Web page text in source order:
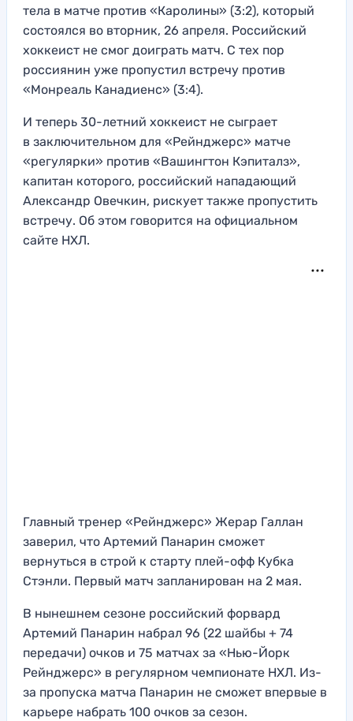
тела в матче против «Каролины» (3:2), который
состоялся во вторник, 26 апреля. Российский
хоккеист не смог доиграть матч. С тех пор
россиянин уже пропустил встречу против
«Монреаль Канадиенс» (3:4).
И теперь 30-летний хоккеист не сыграет
в заключительном для «Рейнджерс» матче
«регулярки» против «Вашингтон Кэпиталз»,
капитан которого, российский нападающий
Александр Овечкин, рискует также пропустить
встречу. Об этом говорится на официальном
сайте НХЛ.
Главный тренер «Рейнджерс» Жерар Галлан
заверил, что Артемий Панарин сможет
вернуться в строй к старту плей-офф Кубка
Стэнли. Первый матч запланирован на 2 мая.
В нынешнем сезоне российский форвард
Артемий Панарин набрал 96 (22 шайбы + 74
передачи) очков и 75 матчах за «Нью-Йорк
Рейнджерс» в регулярном чемпионате НХЛ. Из-
за пропуска матча Панарин не сможет впервые в
карьере набрать 100 очков за сезон.